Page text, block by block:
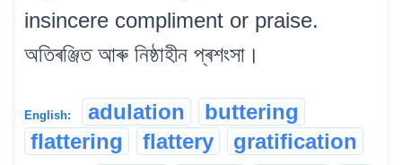
insincere compliment or praise.
অতিৰঞ্জিত আৰু নিষ্ঠাহীন প্ৰশংসা।
English: adulation
buttering
flattering
flattery gratification